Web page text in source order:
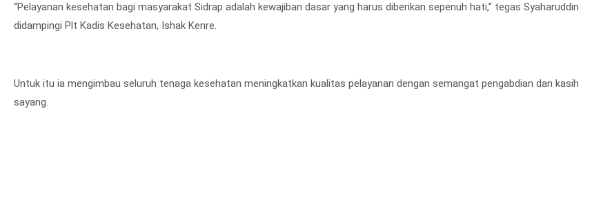
“Pelayanan kesehatan bagi masyarakat Sidrap adalah kewajiban dasar yang harus diberikan sepenuh hati,” tegas Syaharuddin
didampingi Plt Kadis Kesehatan, Ishak Kenre.
Untuk itu ia mengimbau seluruh tenaga kesehatan meningkatkan kualitas pelayanan dengan semangat pengabdian dan kasih
sayang.